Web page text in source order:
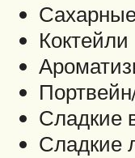
Коктейли
Сладкие
Сладкие